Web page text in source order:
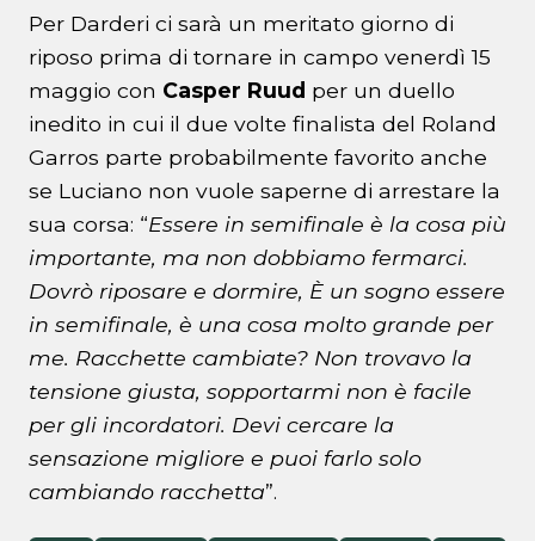
Per Darderi ci sarà un meritato giorno di
riposo prima di tornare in campo venerdì 15
maggio con Casper Ruud per un duello
inedito in cui il due volte finalista del Roland
Garros parte probabilmente favorito anche
se Luciano non vuole saperne di arrestare la
sua corsa: “Essere in semifinale è la cosa più
importante, ma non dobbiamo fermarci.
Dovrò riposare e dormire, È un sogno essere
in semifinale, è una cosa molto grande per
me. Racchette cambiate? Non trovavo la
tensione giusta, sopportarmi non è facile
per gli incordatori. Devi cercare la
sensazione migliore e puoi farlo solo
cambiando racchetta”.